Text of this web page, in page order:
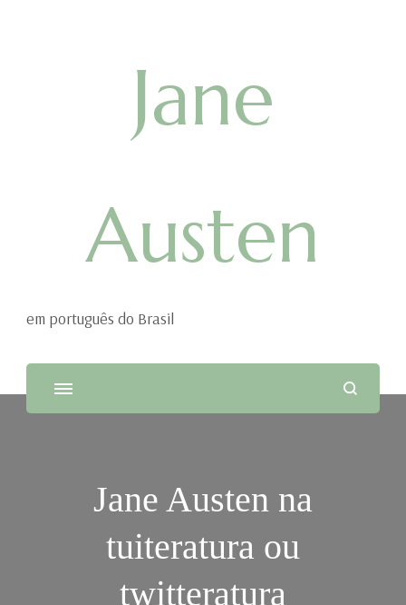
Jane
Austen
em português do Brasil
Jane Austen na
tuiteratura ou
twitteratura